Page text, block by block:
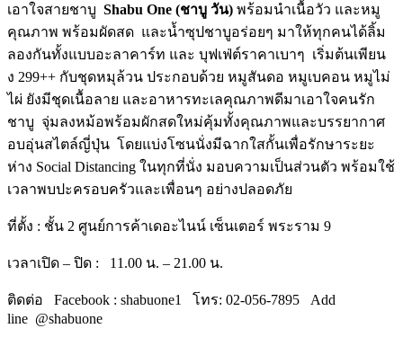
เอาใจสายชาบู Shabu One (ชาบู วัน) พร้อมนำเนื้อวัว และหมู
คุณภาพ พร้อมผัดสด และน้ำซุปชาบูอร่อยๆ มาให้ทุกคนได้ลิ้ม
ลองกันทั้งแบบอะลาคาร์ท และ บุฟเฟ่ต์ราคาเบาๆ เริ่มต้นเพียน
ง 299++ กับชุดหมุล้วน ประกอบด้วย หมูสันดอ หมูเบคอน หมูไม่
ไผ่ ยังมีชุดเนื้อลาย และอาหารทะเลคุณภาพดีมาเอาใจคนรัก
ชาบู จุ่มลงหม้อพร้อมผักสดใหม่คุ้มทั้งคุณภาพและบรรยากาศ
อบอุ่นสไตล์ญี่ปุ่น โดยแบ่งโซนนั่งมีฉากใสกั้นเพื่อรักษาระยะ
ห่าง Social Distancing ในทุกที่นั่ง มอบความเป็นส่วนตัว พร้อมใช้
เวลาพบปะครอบครัวและเพื่อนๆ อย่างปลอดภัย
ที่ตั้ง : ชั้น 2 ศูนย์การค้าเดอะไนน์ เซ็นเตอร์ พระราม 9
เวลาเปิด – ปิด : 11.00 น. – 21 .00 น.
ติดต่อ Facebook : shabuone1 โทร: 02-056-7895
Add
line @shabuone